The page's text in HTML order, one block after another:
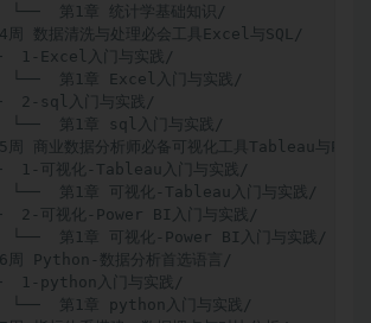
第1章 统计学基础知识/
周 数据清洗与处理必会工具Excel与SQL/
1-Excel入门与实践/
第1章 Excel入门与实践/
2-sql入门与实践/
第1章 sql入门与实践/
周 商业数据分析师必备可视化工具Tableau与
1-可视化-Tableau入门与实践/
第1章 可视化-Tableau入门与实践/
2-可视化-Power BI入门与实践/
第1章 可视化-Power BI入门与实践/
周 Python-数据分析首选语言/
1-python入门与实践/
第1章 python入门与实践/